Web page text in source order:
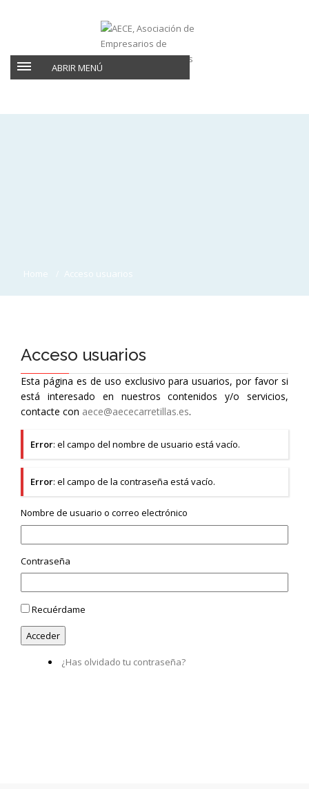
ABRIR MENÚ
Home Acceso usuarios
Acceso usuarios
Esta página es de uso exclusivo para usuarios, por favor si
está interesado en nuestros contenidos y/o servicios,
contacte con aece@aececarretillas.es.
Error: el campo del nombre de usuario está vacío.
Error: el campo de la contraseña está vacío.
Nombre de usuario o correo electrónico
Contraseña
Recuérdame
¿Has olvidado tu contraseña?